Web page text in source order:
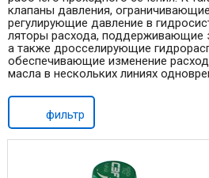
клапаны давления,
регулирующие давление в
ляторы расхода, поддерживающие
а также дросселирующие
обеспечивающие из­менение
масла в нескольких линиях
фильтр